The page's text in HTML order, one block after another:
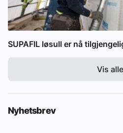
SUPAFIL løsull er nå
Vis alle
Nyhetsbrev